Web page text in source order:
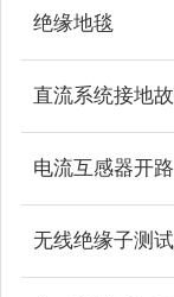
绝缘地毯
无线绝缘子测